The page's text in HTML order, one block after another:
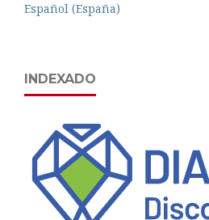
Español (España)
INDEXADO